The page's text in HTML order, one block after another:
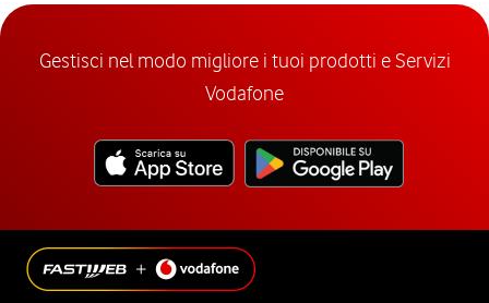
Gestisci nel modo migliore i tuoi prodotti e Servizi
Vodafone